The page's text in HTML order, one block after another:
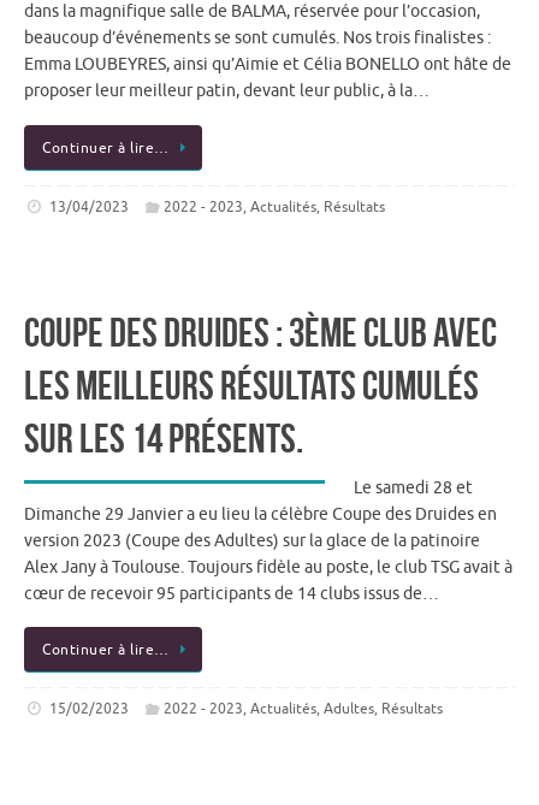
dans la magnifique salle de BALMA, réservée pour l’occasion,
beaucoup d’événements se sont cumulés. Nos trois finalistes :
Emma LOUBEYRES, ainsi qu’Aimie et Célia BONELLO ont hâte de
proposer leur meilleur patin, devant leur public, à la…
Continuer à lire…
13/04/2023 2022 - 2023,Actualités, Résultats
Coupe des Druides : 3ème club avec
les meilleurs résultats cumulés
sur les 14 présents.
Le samedi 28 et
Dimanche 29 Janvier a eu lieu la célèbre Coupe des Druides en
version 2023 (Coupe des Adultes) sur la glace de la patinoire
Alex Jany à Toulouse. Toujours fidèle au poste, le club TSG avait à
cœur de recevoir 95 participants de 14 clubs issus de…
Continuer à lire…
15/02/2023 2022 - 2023,Actualités,Adultes, Résultats